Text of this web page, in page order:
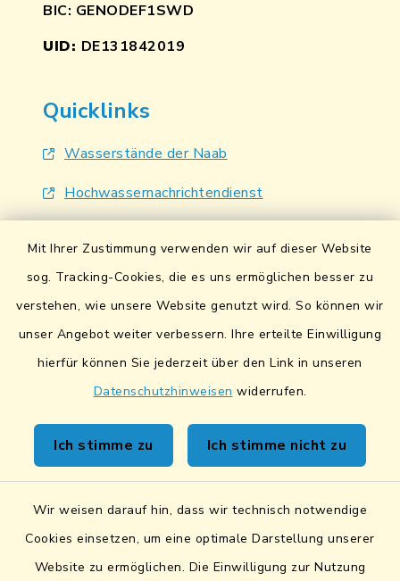
Mit Ihrer Zustimmung verwenden wir auf dieser Website
sog. Tracking-Cookies, die es uns ermöglichen besser zu
verstehen, wie unsere Website genutzt wird. So können wir
unser Angebot weiter verbessern. Ihre erteilte Einwilligung
hierfür können Sie jederzeit über den Link in unseren
Datenschutzhinweisen widerrufen.
Ich stimme zu Ich stimme nicht zu
Wir weisen darauf hin, dass wir technisch notwendige
Cookies einsetzen, um eine optimale Darstellung unserer
Website zu ermöglichen. Die Einwilligung zur Nutzung
BIC: GENODEF1SWD
UID: DE131842019
Quicklinks
Wasserstände der Naab
Hochwassernachrichtendienst
Lokales Bündnis für Familien
Fairtrade-Towns
Kontakt
Sicheres Kontaktformular
Sicherer Datentransfer